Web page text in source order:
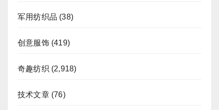
军用纺织品 (38)
创意服饰(419)
奇趣纺织 (2,918)
技术文章(76)